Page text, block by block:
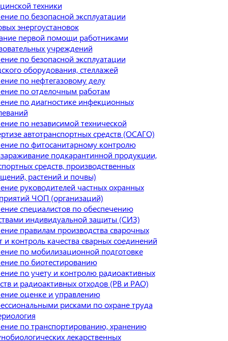
техники
по безопасной эксплуатации
энергоустановок
первой помощи работниками
учреждений
по безопасной эксплуатации
оборудования, стеллажей
по нефтегазовому делу
по отделочным работам
по диагностике инфекционных
по независимой технической
автотранспортных средств (ОСАГО)
по фитосанитарному контролю
подкарантинной продукции,
средств, производственных
растений и почвы)
руководителей частных охранных
ЧОП (организаций)
специалистов по обеспечению
индивидуальной защиты (СИЗ)
правилам производства сварочных
и контроль качества сварных соединений
по мобилизационной подготовке
по биотестированию
по учету и контролю радиоактивных
и радиоактивных отходов (РВ и РАО)
оценке и управлению
рисками по охране труда
по транспортированию, хранению
лекарственных